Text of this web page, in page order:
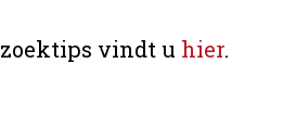
vindt u hier.